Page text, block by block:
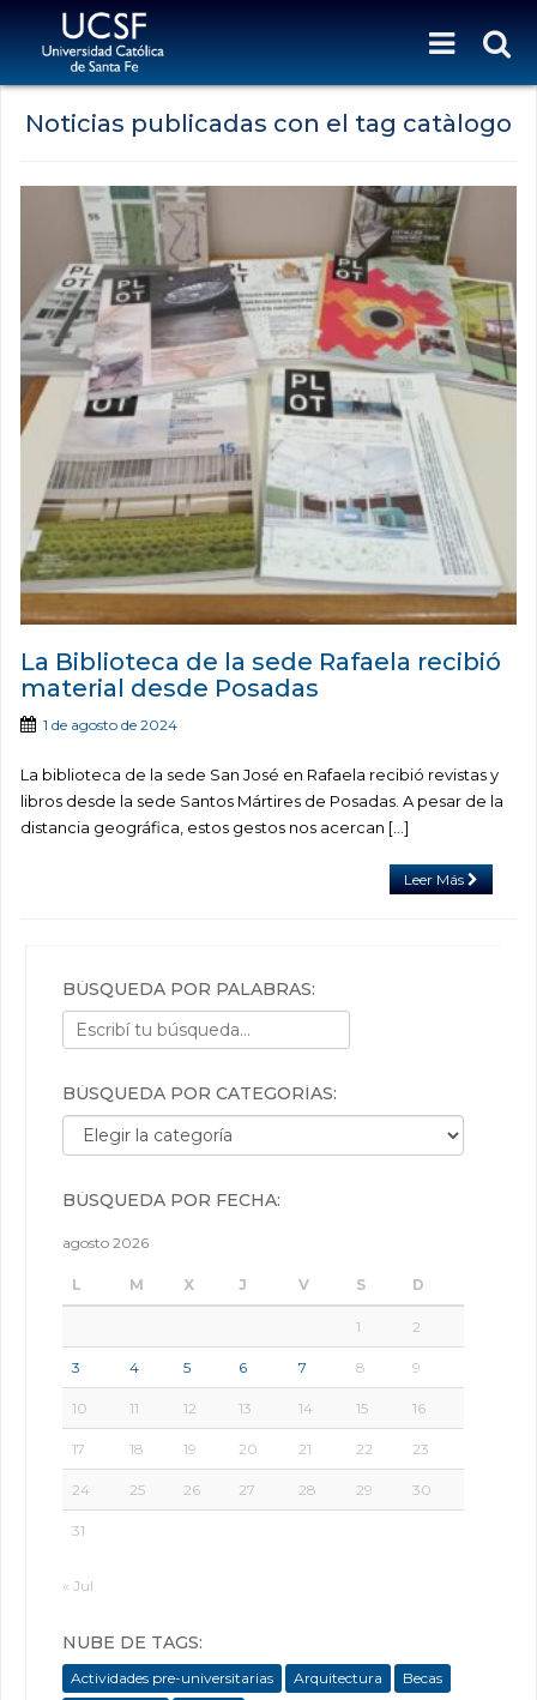
Noticias publicadas con el tag catàlogo
La Biblioteca de la sede Rafaela recibió
material desde Posadas
1 de agosto de 2024
La biblioteca de la sede San José en Rafaela recibió revistas y
libros desde la sede Santos Mártires de Posadas. A pesar de la
distancia geográfica, estos gestos nos acercan […]
Leer Más
BÚSQUEDA POR PALABRAS:
BÚSQUEDA POR CATEGORÍAS:
Búsqueda por categorías:
BÚSQUEDA POR FECHA:
agosto 2026
L M X J V S D
1 2
3 4 5 6 7 8 9
10 11 12 13 14 15 16
17 18 19 20 21 22 23
24 25 26 27 28 29 30
31
« Jul
NUBE DE TAGS:
Actividades pre-universitarias Arquitectura
Becas